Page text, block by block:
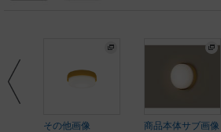
その他画像 商品本体サブ画像